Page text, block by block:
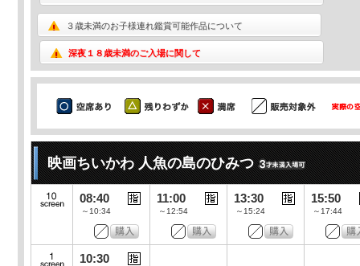
３歳未満のお子様連れ鑑賞可能作品について
深夜１８歳未満のご入場に関して
映画ちいかわ 人魚の島のひみつ
08:40
～10:34
11:00
～12:54
13:30
～15:24
15:50
～17:44
10:30